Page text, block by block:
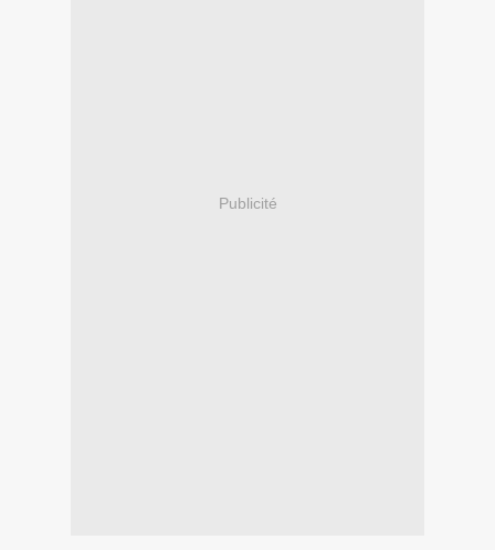
Publicité